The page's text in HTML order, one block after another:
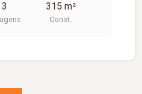
3 315 m²
Const.